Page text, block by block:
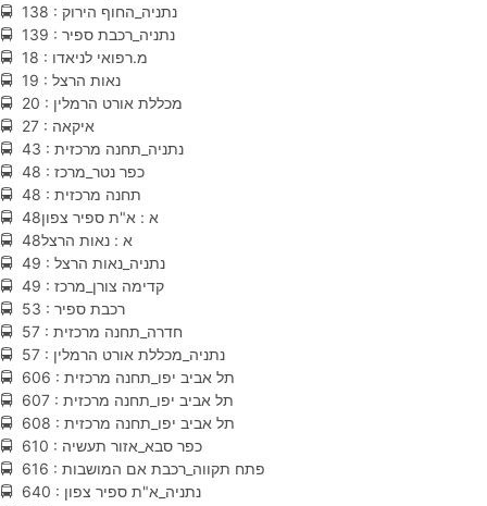
🚍 138 : נתניה_החוף הירוק
🚍 139 : נתניה_רכבת ספיר
🚍 18 : מ.רפואי לניאדו
🚍 19 : נאות הרצל
🚍 20 : מכללת אורט הרמלין
🚍 27 : איקאה
🚍 43 : נתניה_תחנה מרכזית
🚍 48 : כפר נטר_מרכז
🚍 48 : תחנה מרכזית
🚍 48א : א"ת ספיר צפון
🚍 48א : נאות הרצל
🚍 49 : נתניה_נאות הרצל
🚍 49 : קדימה צורן_מרכז
🚍 53 : רכבת ספיר
🚍 57 : חדרה_תחנה מרכזית
🚍 57 : נתניה_מכללת אורט הרמלין
🚍 606 : תל אביב יפו_תחנה מרכזית
🚍 607 : תל אביב יפו_תחנה מרכזית
🚍 608 : תל אביב יפו_תחנה מרכזית
🚍 610 : כפר סבא_אזור תעשיה
🚍 616 : פתח תקווה_רכבת אם המושבות
🚍 640 : נתניה_א"ת ספיר צפון